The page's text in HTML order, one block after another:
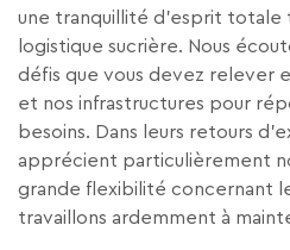
une tranquillité d’esprit totale
logistique sucrière. Nous
défis que vous devez relever
et nos infrastructures pour
besoins. Dans leurs retours
apprécient particulièrement
grande flexibilité concernant
travaillons ardemment à